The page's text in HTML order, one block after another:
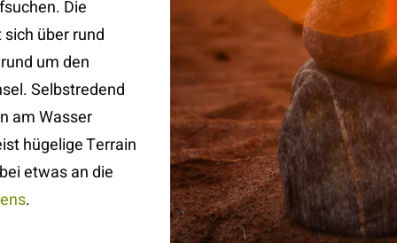
Die
über rund
um den
Selbstredend
am Wasser
hügelige Terrain
etwas an die
.